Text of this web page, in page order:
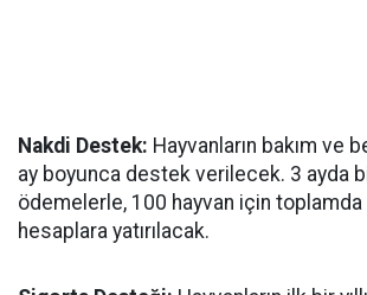
Nakdi Destek: Hayvanların bakım ve
ay boyunca destek verilecek. 3 ayda
ödemelerle, 100 hayvan için toplamda
hesaplara yatırılacak.